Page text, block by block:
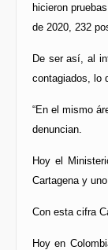
hicieron
de 2020, 232
De ser así, al
contagiados, lo
“En el mismo
denuncian.
Hoy el
Cartagena y
Con esta cifra
Hoy en